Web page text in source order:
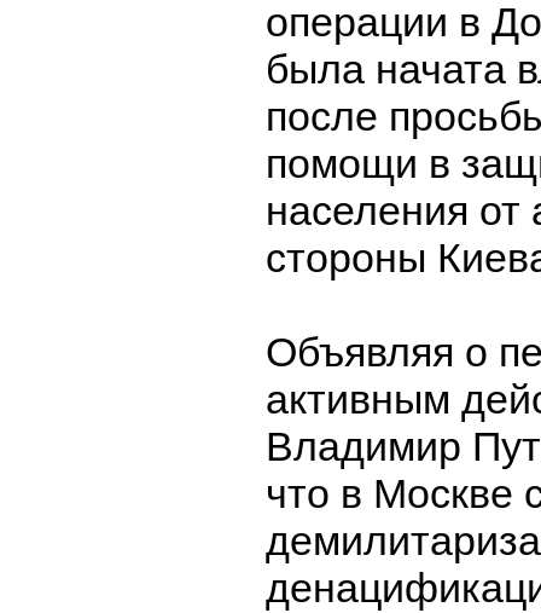
операции в
была начата
после
помощи в
населения от
стороны
Объявляя о
активным
Владимир
что в Москве